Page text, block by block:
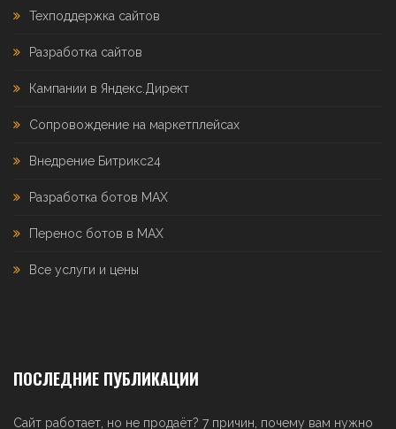
Техподдержка сайтов
Разработка сайтов
Кампании в Яндекс.Директ
Сопровождение на маркетплейсах
Внедрение Битрикс24
Разработка ботов MAX
Перенос ботов в MAX
Все услуги и цены
ПОСЛЕДНИЕ ПУБЛИКАЦИИ
Сайт работает, но не продаёт? 7 причин, почему вам нужно